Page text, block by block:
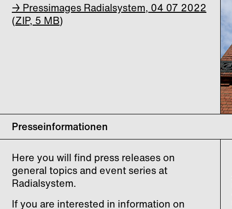
→ Pressimages Radialsystem, 04 07 2022
(ZIP, 5 MB)
Presseinformationen
Here you will find press releases on
general topics and event series at
Radialsystem.
If you are interested in information on